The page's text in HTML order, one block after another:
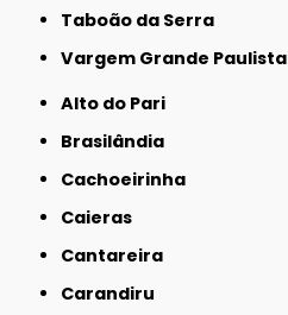
Taboão da Serra
Vargem Grande Paulista
Alto do Pari
Brasilândia
Cachoeirinha
Caieras
Cantareira
Carandiru